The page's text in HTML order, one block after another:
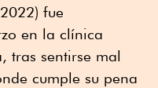
fue
en la clínica
tras sentirse mal
cumple su pena